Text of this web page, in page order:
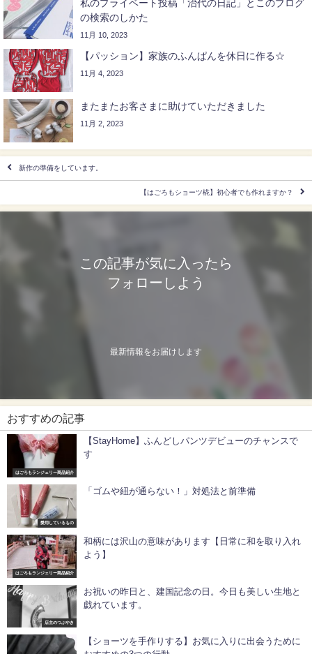
私のプライベート投稿「治代の日記」とこのブログ
の検索のしかた
11月 10, 2023
【パッション】家族のふんぱんを休日に作る☆
11月 4, 2023
またまたお客さまに助けていただきました
11月 2, 2023
新作の準備をしています。
【はごろもショーツ椛】初心者でも作れますか？
この記事が気に入ったら
フォローしよう
最新情報をお届けします
おすすめの記事
はごろもランジェリー商品紹介
【StayHome】ふんどしパンツデビューのチャンスで
す
愛用しているもの
「ゴムや紐が通らない！」対処法と前準備
はごろもランジェリー商品紹介
和柄には沢山の意味があります【日常に和を取り入れ
よう】
店主のつぶやき
お祝いの昨日と、建国記念の日。今日も美しい生地と
戯れています。
【ショーツを手作りする】お気に入りに出会うために